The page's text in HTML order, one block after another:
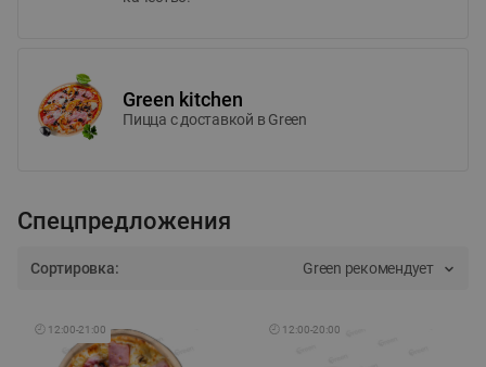
Green kitchen
Пицца c доставкой в Green
Спецпредложения
Сортировка: Green рекомендует
🕘 12:00-21:00 🕘 12:00-20:00